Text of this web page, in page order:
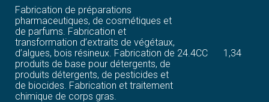
Fabrication de préparations
pharmaceutiques, de cosmétiques et
de parfums. Fabrication et
transformation d’extraits de végétaux,
d’algues, bois résineux. Fabrication de
produits de base pour détergents, de
produits détergents, de pesticides et
de biocides. Fabrication et traitement
chimique de corps gras.
24.4CC 1,34